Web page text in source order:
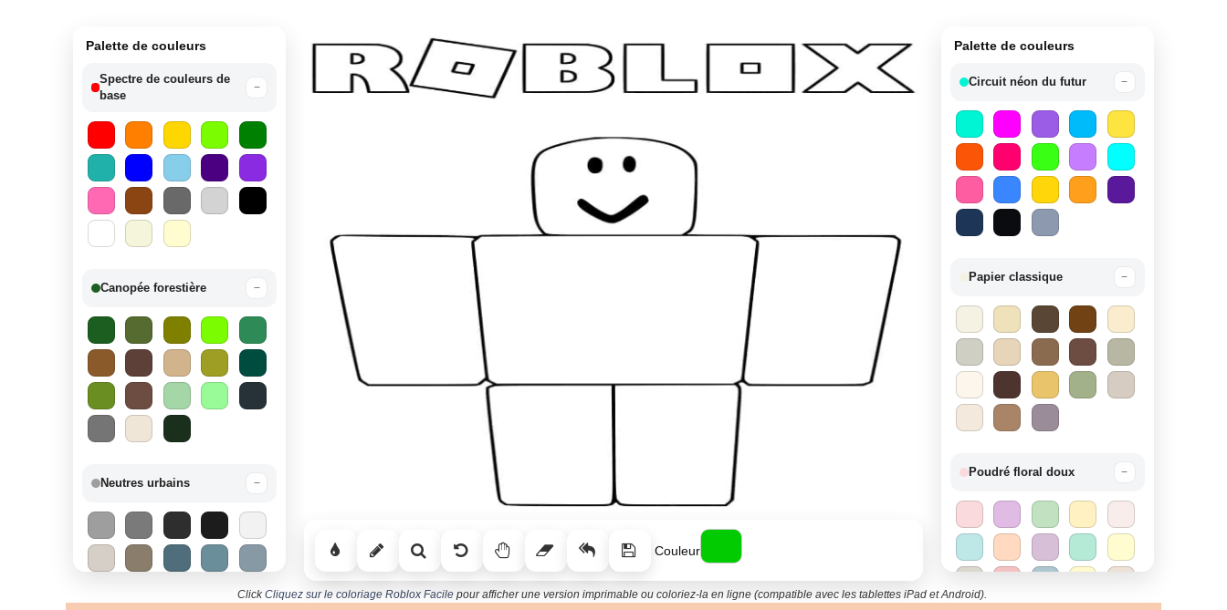
Palette de couleurs
Spectre de couleurs de
base
−
Canopée forestière −
Neutres urbains −
Couleur
Palette de couleurs
Circuit néon du futur −
Papier classique −
Poudré floral doux −
ClickCliquez sur le coloriage Roblox Facile pour afficher une version imprimable ou coloriez-la en ligne (compatible avec les tablettes iPad et Android).